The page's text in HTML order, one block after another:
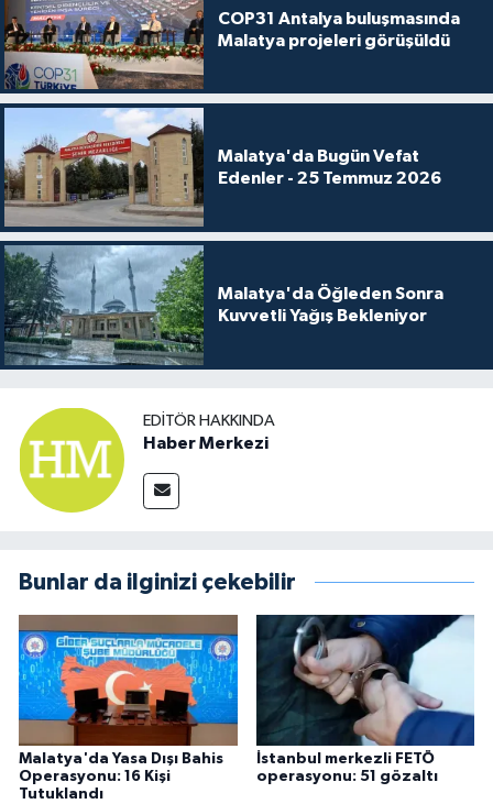
COP31 Antalya buluşmasında
Malatya projeleri görüşüldü
Malatya'da Bugün Vefat
Edenler - 25 Temmuz 2026
Malatya'da Öğleden Sonra
Kuvvetli Yağış Bekleniyor
EDITÖR HAKKINDA
Haber Merkezi
Bunlar da ilginizi çekebilir
Malatya'da Yasa Dışı Bahis
Operasyonu: 16 Kişi
Tutuklandı
İstanbul merkezli FETÖ
operasyonu: 51 gözaltı